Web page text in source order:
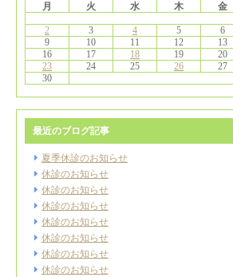
月
火 水 木 金
2
3 4 5 6
9
10 11 12 13
16
17 18 19 20
23
24 25 26 27
30
最近のブログ記事
夏季休診のお知らせ
休診のお知らせ
休診のお知らせ
休診のお知らせ
休診のお知らせ
休診のお知らせ
休診のお知らせ
休診のお知らせ